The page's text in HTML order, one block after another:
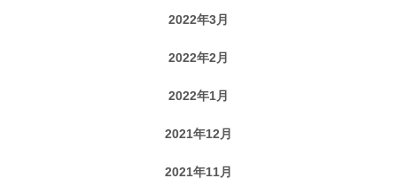
2022年3月
2022年2月
2022年1月
2021年12月
2021年11月